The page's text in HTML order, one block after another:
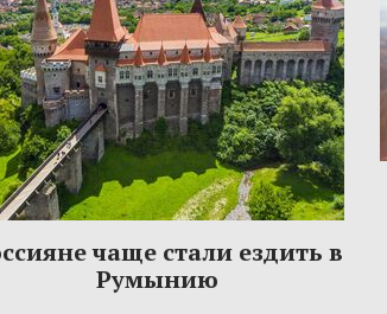
чаще стали ездить в
Румынию